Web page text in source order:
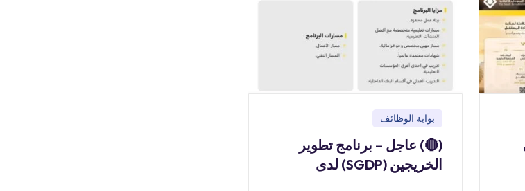
بوابة الوظائف
(🔴) عاجل – برنامج تطوير
الخريجين (SGDP) لدى